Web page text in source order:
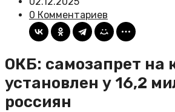
0 Комментариев
ОКБ: самозапрет на
установлен у 16,2
россиян